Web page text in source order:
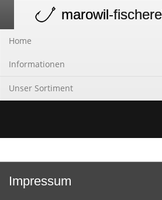
navigation
marowil-
Home
Informationen
Unser Sortiment
Impressum